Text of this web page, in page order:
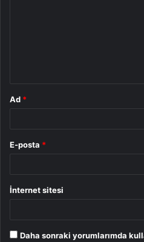
Ad *
E-posta *
İnternet sitesi
Daha sonraki yorumlarımda